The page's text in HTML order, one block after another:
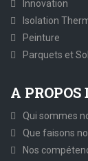
Innovation
Isolation
Peinture
Parquets et
A PROPOS
Qui sommes
Que faisons
Nos